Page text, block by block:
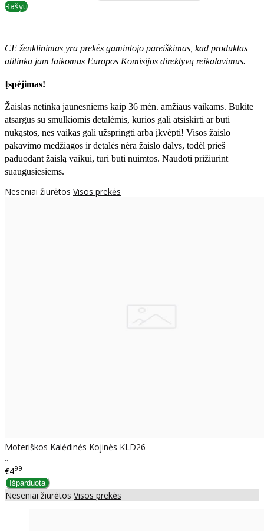
Rašyti
CE ženklinimas yra prekės gamintojo pareiškimas, kad produktas
atitinka jam taikomus Europos Komisijos direktyvų reikalavimus.
Įspėjimas!
Žaislas netinka jaunesniems kaip 36 mėn. amžiaus vaikams. Būkite
atsargūs su smulkiomis detalėmis, kurios gali atsiskirti ar būti
nukąstos, nes vaikas gali užspringti arba įkvėpti! Visos žaislо
pakavimo medžiagos ir detalės nėra žaislo dalys, todėl prieš
paduodant žaislą vaikui, turi būti nuimtos. Naudoti prižiūrint
suaugusiesiems.
Neseniai žiūrėtos Visos prekės
Moteriškos Kalėdinės Kojinės KLD26
..
€499
Neseniai žiūrėtos Visos prekės